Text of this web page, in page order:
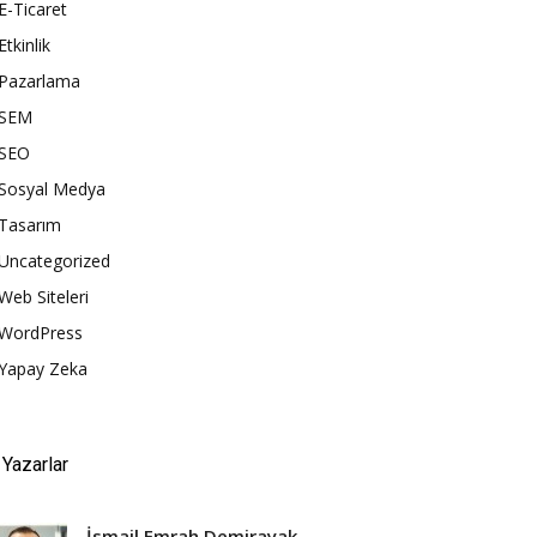
E-Ticaret
Etkinlik
Pazarlama
Medya
Tasarım
Siteleri
Zeka
Yazarlar